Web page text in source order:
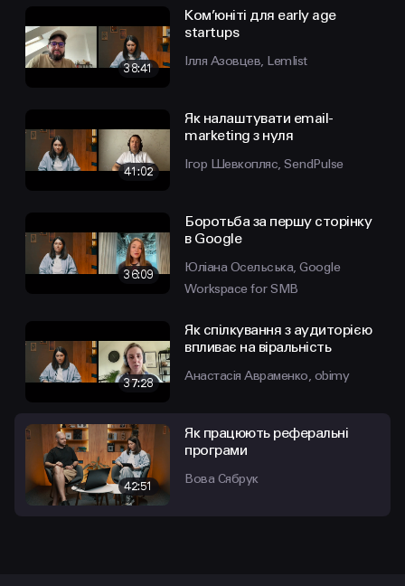
38:41
Ком’юніті для early age
startups
Ілля Азовцев, Lemlist
41:02
Як налаштувати email-
marketing з нуля
Ігор Шевкопляс, SendPulse
36:09
Боротьба за першу сторінку
в Google
Юліана Осельська, Google
Workspace for SMB
37:28
Як спілкування з аудиторією
впливає на віральність
Анастасія Авраменко, obimy
42:51
Як працюють реферальні
програми
Вова Сябрук